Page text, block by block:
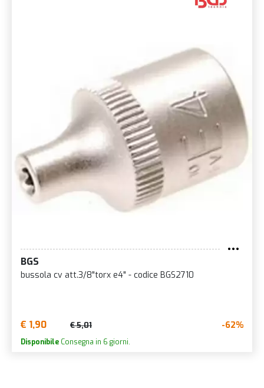
BGS
bussola cv att.3/8"torx e4" - codice BGS2710
€ 1,90 € 5,01 -62%
Disponibile Consegna in 6 giorni.